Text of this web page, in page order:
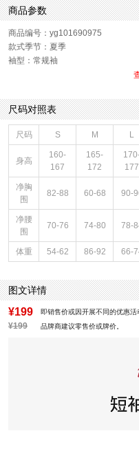
商品参数
商品编号：yg101690975
款式季节：夏季
袖型：常规袖
尺码对照表
尺码 S M L
身高
160-
167
165-
172
177
净胸
围
82-88 60-68 90-
净腰
围
70-76 74-80 78-
体重 54-62 86-92 66-
图文详情
¥199 即销售价或因开展不同的优惠活
¥199 品牌商建议零售价或牌价。